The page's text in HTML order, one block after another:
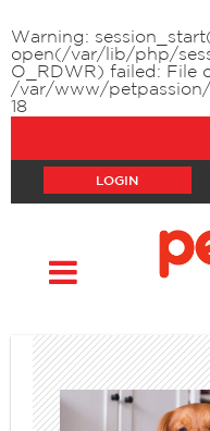
Warning :
open(/var/lib/php/
O_RDWR) failed: File
/var/www/
18
LOGIN